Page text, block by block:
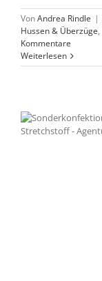
VonAndrea Rindle |
Hussen & Überzüge,
Kommentare
Weiterlesen